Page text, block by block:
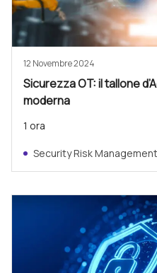
12 Novembre 2024
Sicurezza OT: il tallone
moderna
1 ora
Security Risk Management